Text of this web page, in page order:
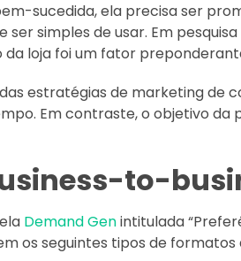
sucedida, ela precisa ser
simples de usar. Em
loja foi um fator
estratégias de marketing de
Em contraste, o objetivo da
to-
Demand Genintitulada
os seguintes tipos de formatos